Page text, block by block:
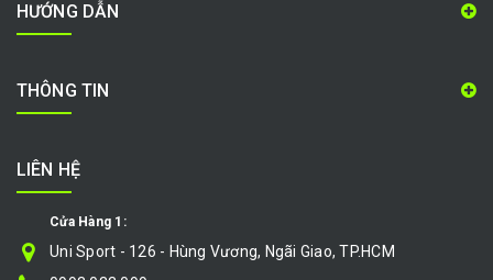
HƯỚNG DẪN
THÔNG TIN
LIÊN HỆ
Cửa Hàng 1:
Uni Sport - 126 - Hùng Vương, Ngãi Giao, TP.HCM